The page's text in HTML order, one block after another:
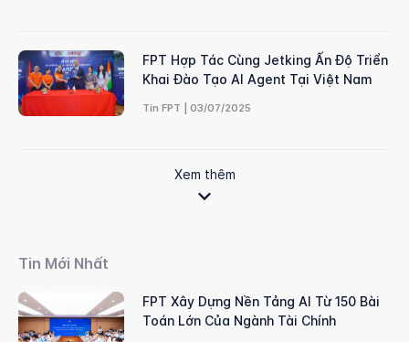
FPT Hợp Tác Cùng Jetking Ấn Độ Triển
Khai Đào Tạo AI Agent Tại Việt Nam
Tin FPT | 03/07/2025
Xem thêm
Tin Mới Nhất
FPT Xây Dựng Nền Tảng AI Từ 150 Bài
Toán Lớn Của Ngành Tài Chính